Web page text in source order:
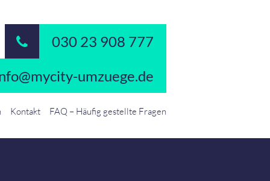
030 23 908 777
umzuege.de
Kontakt FAQ – Häufig gestellte Fragen